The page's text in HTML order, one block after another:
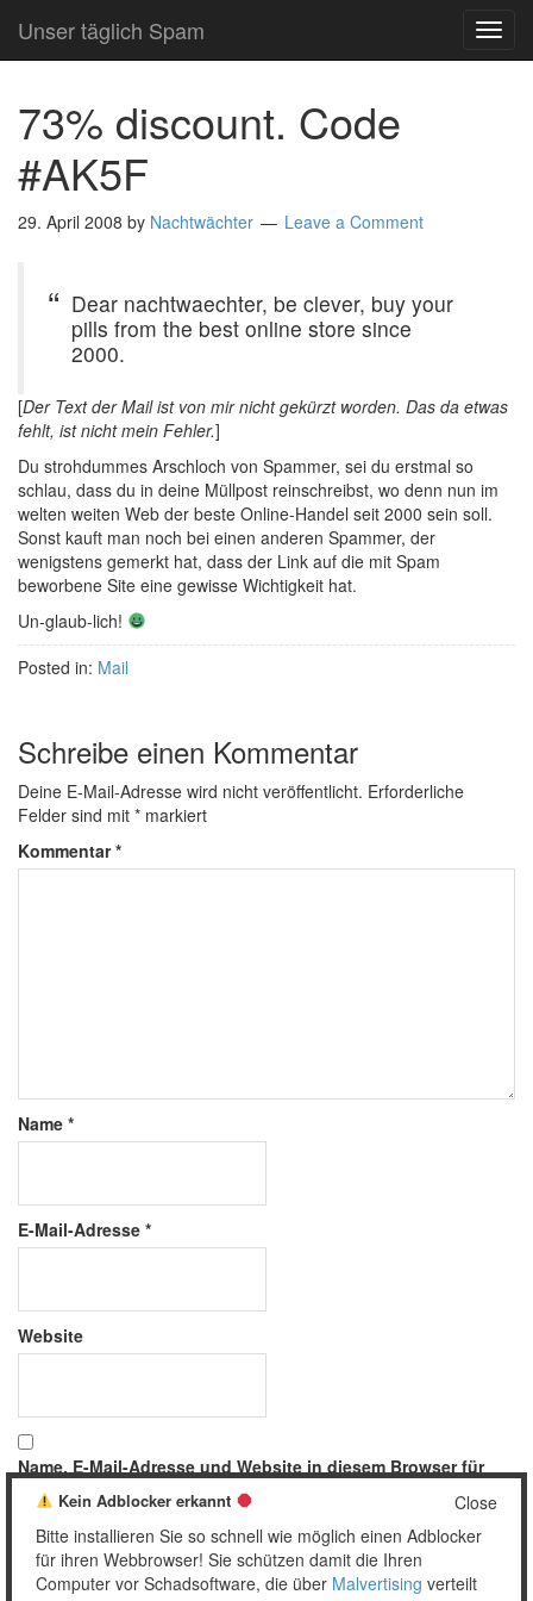
Unser täglich Spam
73% discount. Code
#AK5F
29. April 2008 by Nachtwächter Leave a Comment
Dear nachtwaechter, be clever, buy your
pills from the best online store since
2000.
[Der Text der Mail ist von mir nicht gekürzt worden. Das da etwas
fehlt, ist nicht mein Fehler.]
Du strohdummes Arschloch von Spammer, sei du erstmal so
schlau, dass du in deine Müllpost reinschreibst, wo denn nun im
welten weiten Web der beste Online-Handel seit 2000 sein soll.
Sonst kauft man noch bei einen anderen Spammer, der
wenigstens gemerkt hat, dass der Link auf die mit Spam
beworbene Site eine gewisse Wichtigkeit hat.
Un-glaub-lich!
Posted in: Mail
Schreibe einen Kommentar
Deine E-Mail-Adresse wird nicht veröffentlicht. Erforderliche
Felder sind mit * markiert
Kommentar*
Name *
E-Mail-Adresse *
Website
Name, E-Mail-Adresse und Website in diesem Browser für
meinen nächsten Kommentar speichern.
Close
Kein Adblocker erkannt
Bitte installieren Sie so schnell wie möglich einen Adblocker
für ihren Webbrowser! Sie schützen damit die Ihren
Computer vor Schadsoftware, die über Malvertising verteilt